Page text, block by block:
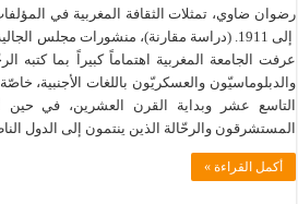
عرفت الجامعة المغربية اهتماماً كبيراً بما كتبه
والدبلوماسيّون والعسكريّون باللغات الأجنبية،
التاسع عشر وبداية القرن العشرين، في
المستشرقون والرحّالة الذين ينتمون إلى الدول
أكمل القراءة »